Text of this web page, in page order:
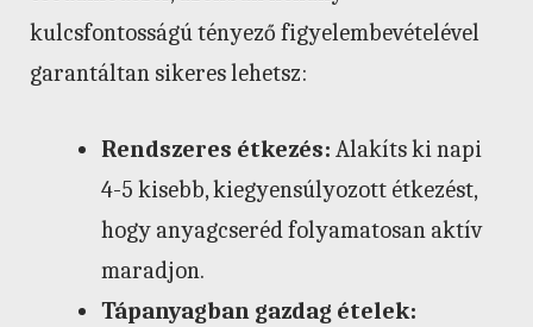
kulcsfontosságú tényező figyelembevételével
garantáltan sikeres lehetsz:
Rendszeres étkezés: Alakíts ki napi
4-5 kisebb, kiegyensúlyozott étkezést,
hogy anyagcseréd folyamatosan aktív
maradjon.
Tápanyagban gazdag ételek: